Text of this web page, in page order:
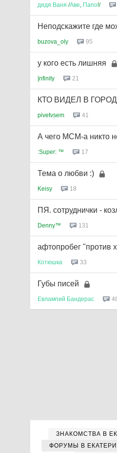
дядя Ваня /Аве Папо!/
Неподскажите где
buzova_oly 95
у кого есть лишняя
|nfinity 21
КТО ВИДЕЛ В
pivetvsem 41
А чего МСМ-а никто
:Super: ™ 17
Тема о любви :)
Keisy 18
ПЯ. сотруднички -
Denny™ 131
афтопробег "против
Котюшка 33
Губы писей
Евлампий Бандерас
ЗНАКОМСТВА В
ФОРУМЫ В